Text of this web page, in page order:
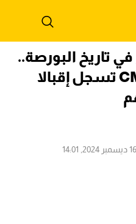
في تاريخ البورصة..
أسهم مجموعة CMGP تسجل إقبالا